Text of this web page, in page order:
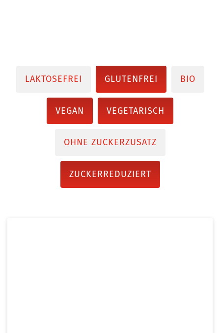
LAKTOSEFREI GLUTENFREI BIO
VEGAN VEGETARISCH
OHNE ZUCKERZUSATZ
ZUCKERREDUZIERT